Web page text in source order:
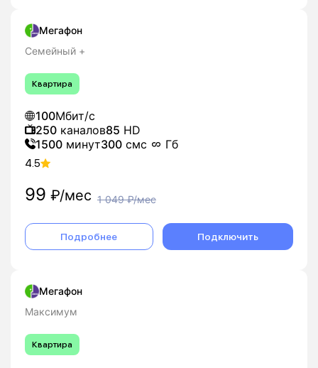
Мегафон
Семейный +
Квартира
100Мбит/с
250 каналов85 HD
1500 минут300 смс Гб
4.5
99 ₽/мес 1 049₽/мес
Подробнее Подключить
Мегафон
Максимум
Квартира